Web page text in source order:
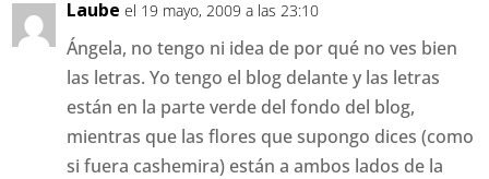
Laube el 19 mayo, 2009 a las 23:10
Ángela, no tengo ni idea de por qué no ves bien
las letras. Yo tengo el blog delante y las letras
están en la parte verde del fondo del blog,
mientras que las flores que supongo dices (como
si fuera cashemira) están a ambos lados de la